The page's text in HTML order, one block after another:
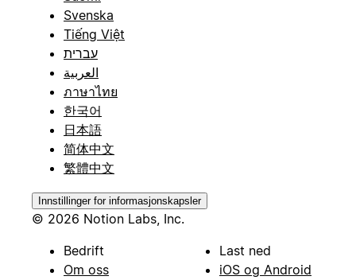
Svenska
Tiếng Việt
עברית
العربية
ภาษาไทย
한국어
日本語
简体中文
繁體中文
Innstillinger for informasjonskapsler
© 2026 Notion Labs, Inc.
Bedrift
Om oss
Last ned
iOS og Android